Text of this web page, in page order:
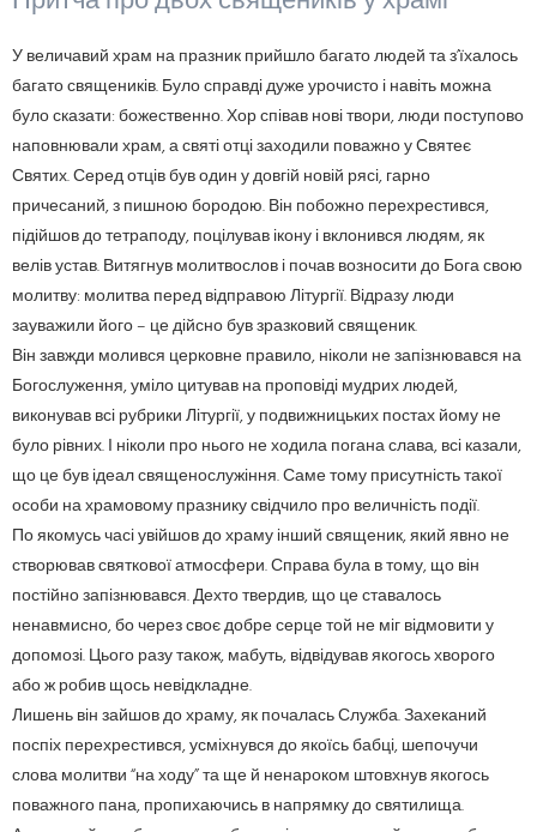
У величавий храм на празник прийшло багато людей та з’їхалось
багато священиків. Було справді дуже урочисто і навіть можна
було сказати: божественно. Хор співав нові твори, люди поступово
наповнювали храм, а святі отці заходили поважно у Святеє
Святих. Серед отців був один у довгій новій рясі, гарно
причесаний, з пишною бородою. Він побожно перехрестився,
підійшов до тетраподу, поцілував ікону і вклонився людям, як
велів устав. Витягнув молитвослов і почав возносити до Бога свою
молитву: молитва перед відправою Літургії. Відразу люди
зауважили його – це дійсно був зразковий священик.
Він завжди молився церковне правило, ніколи не запізнювався на
Богослуження, уміло цитував на проповіді мудрих людей,
виконував всі рубрики Літургії, у подвижницьких постах йому не
було рівних. І ніколи про нього не ходила погана слава, всі казали,
що це був ідеал священослужіння. Саме тому присутність такої
особи на храмовому празнику свідчило про величність події.
По якомусь часі увійшов до храму інший священик, який явно не
створював святкової атмосфери. Справа була в тому, що він
постійно запізнювався. Дехто твердив, що це ставалось
ненавмисно, бо через своє добре серце той не міг відмовити у
допомозі. Цього разу також, мабуть, відвідував якогось хворого
або ж робив щось невідкладне.
Лишень він зайшов до храму, як почалась Служба. Захеканий
поспіх перехрестився, усміхнувся до якоїсь бабці, шепочучи
слова молитви “на ходу” та ще й ненароком штовхнув якогось
поважного пана, пропихаючись в напрямку до святилища.